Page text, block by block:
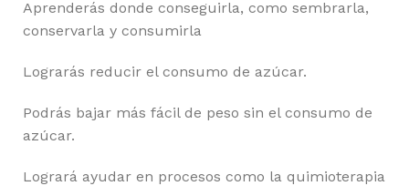
Aprenderás donde conseguirla, como sembrarla,
conservarla y consumirla
Lograrás reducir el consumo de azúcar.
Podrás bajar más fácil de peso sin el consumo de
azúcar.
Logrará ayudar en procesos como la quimioterapia